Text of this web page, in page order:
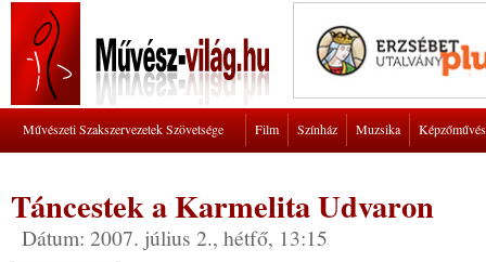
Művészeti Szakszervezetek Szövetsége Film Színház Muzsika
Táncestek a Karmelita Udvaron
Dátum: 2007. július 2., hétfő, 13:15